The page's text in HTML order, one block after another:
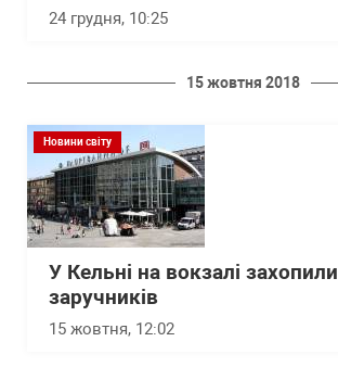
24 грудня, 10:25
15 жовтня 2018
Новини світу
У Кельні на вокзалі захопили
заручників
15 жовтня, 12:02